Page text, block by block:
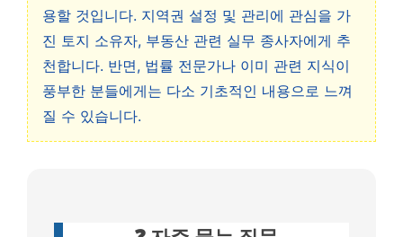
용할 것입니다. 지역권 설정 및 관리에 관심을 가
진 토지 소유자, 부동산 관련 실무 종사자에게 추
천합니다. 반면, 법률 전문가나 이미 관련 지식이
풍부한 분들에게는 다소 기초적인 내용으로 느껴
질 수 있습니다.